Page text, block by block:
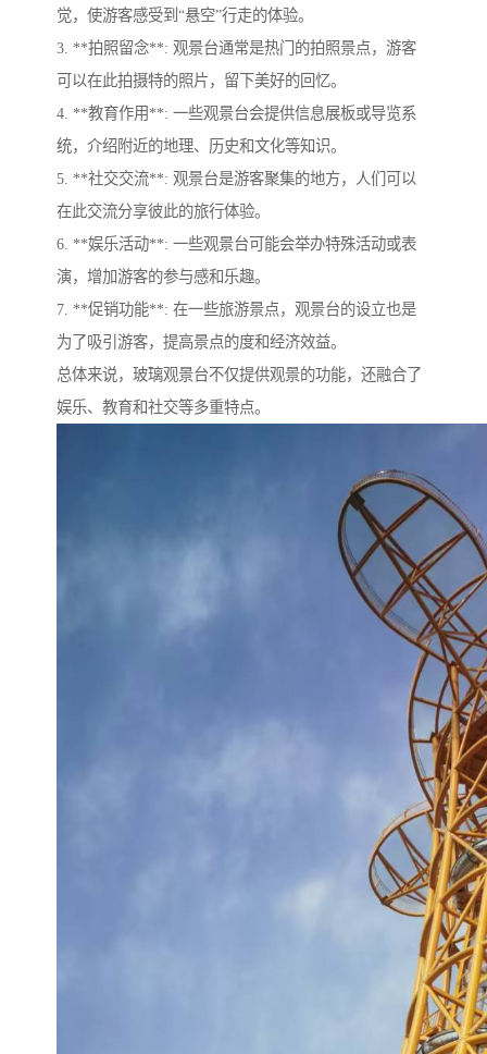
觉，使游客感受到“悬空”行走的体验。
3. **拍照留念**: 观景台通常是热门的拍照景点，游客
可以在此拍摄特的照片，留下美好的回忆。
4. **教育作用**: 一些观景台会提供信息展板或导览系
统，介绍附近的地理、历史和文化等知识。
5. **社交交流**: 观景台是游客聚集的地方，人们可以
在此交流分享彼此的旅行体验。
6. **娱乐活动**: 一些观景台可能会举办特殊活动或表
演，增加游客的参与感和乐趣。
7. **促销功能**: 在一些旅游景点，观景台的设立也是
为了吸引游客，提高景点的度和经济效益。
总体来说，玻璃观景台不仅提供观景的功能，还融合了
娱乐、教育和社交等多重特点。